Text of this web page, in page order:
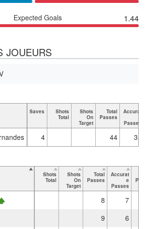
Expected Goals 1.44
JOUEURS
Saves
Shots
Total
Shots
On
Target
Total
Passes
Accurat
Passes
4 44 35
Shots
Total
Shots
On
Target
Total
Passes
Accurat
e
Passes
8
7
9
6